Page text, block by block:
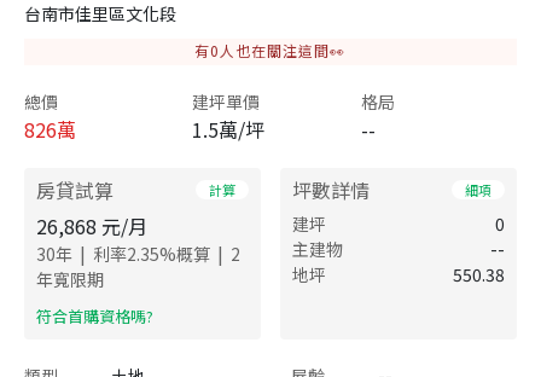
台南市佳里區文化段
有0 人也在關注這間👀
總價
826萬
建坪單價
1.5萬/坪
格局
--
房貸試算 計算
26,868 元/月
30年 | 利率2.35%概算 | 2
年寬限期
​符合首購資格嗎?
坪數詳情 細項
建坪
0
主建物
--
地坪
550.38